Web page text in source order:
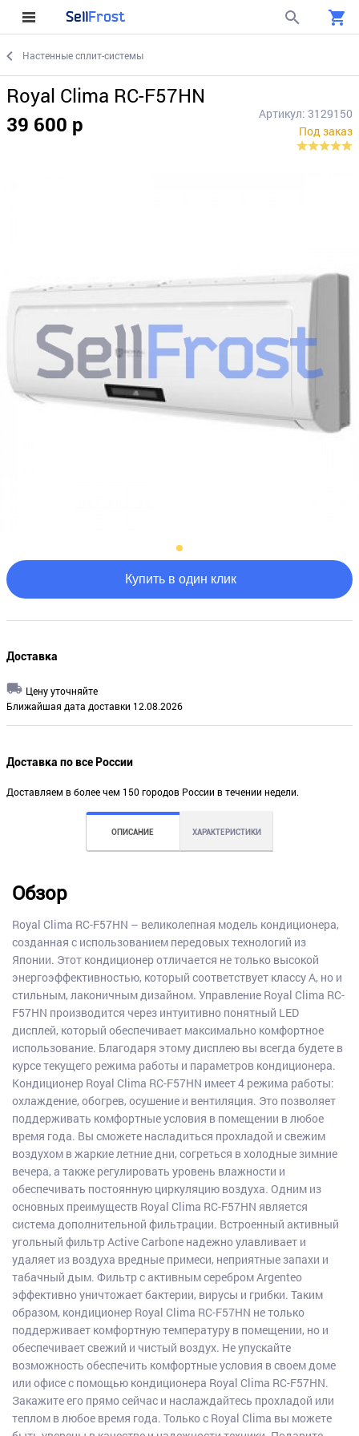
SellFrost
Настенные сплит-системы
Royal Clima RC-F57HN
39 600 р
Артикул: 3129150
Под заказ
Купить в один клик
Доставка
Цену уточняйте
Ближайшая дата доставки 12.08.2026
Доставка по все России
Доставляем в более чем 150 городов России в течении недели.
ОПИСАНИЕ ХАРАКТЕРИСТИКИ
Обзор
Royal Clima RC-F57HN – великолепная модель кондиционера,
созданная с использованием передовых технологий из
Японии. Этот кондиционер отличается не только высокой
энергоэффективностью, который соответствует классу А, но и
стильным, лаконичным дизайном. Управление Royal Clima RC-
F57HN производится через интуитивно понятный LED
дисплей, который обеспечивает максимально комфортное
использование. Благодаря этому дисплею вы всегда будете в
курсе текущего режима работы и параметров кондиционера.
Кондиционер Royal Clima RC-F57HN имеет 4 режима работы:
охлаждение, обогрев, осушение и вентиляция. Это позволяет
поддерживать комфортные условия в помещении в любое
время года. Вы сможете насладиться прохладой и свежим
воздухом в жаркие летние дни, согреться в холодные зимние
вечера, а также регулировать уровень влажности и
обеспечивать постоянную циркуляцию воздуха. Одним из
основных преимуществ Royal Clima RC-F57HN является
система дополнительной фильтрации. Встроенный активный
угольный фильтр Active Carbone надежно улавливает и
удаляет из воздуха вредные примеси, неприятные запахи и
табачный дым. Фильтр с активным серебром Argenteo
эффективно уничтожает бактерии, вирусы и грибки. Таким
образом, кондиционер Royal Clima RC-F57HN не только
поддерживает комфортную температуру в помещении, но и
обеспечивает свежий и чистый воздух. Не упускайте
возможность обеспечить комфортные условия в своем доме
или офисе с помощью кондиционера Royal Clima RC-F57HN.
Закажите его прямо сейчас и наслаждайтесь прохладой или
теплом в любое время года. Только с Royal Clima вы можете